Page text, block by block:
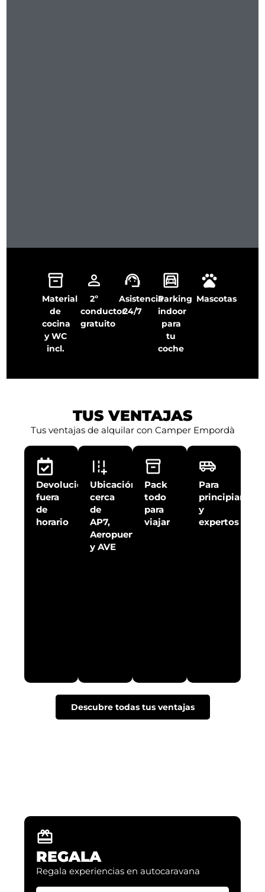
Material
de
cocina
y WC
incl.
2º
conductor
gratuito
Asistencia
24/7
Parking
indoor
para
tu
coche
Mascotas
TUS VENTAJAS
Tus ventajas de alquilar con Camper Empordà
Devolución
fuera
de
horario
Ubicación
cerca
de
AP7,
Aeropuerto
y AVE
Pack
todo
para
viajar
Para
principiantes
y
expertos
Descubre todas tus ventajas
REGALA
Regala experiencias en autocaravana​